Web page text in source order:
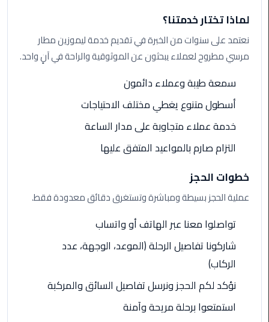
مطار
برج
ليموزين
الساخن
ليموزين
العلمين
توصيل
ليموزين
مطار
مرسي
مطروح
لماذا تختار خدمتنا؟
نعتمد على سنوات من الخبرة في تقديم خدمة ليموزين مطار
مرسي مطروح لعملاء يبحثون عن الموثوقية والراحة في آنٍ واحد.
سمعة طيبة وعملاء دائمون
أسطول متنوع يغطي مختلف الاحتياجات
خدمة عملاء متجاوبة على مدار الساعة
التزام صارم بالمواعيد المتفق عليها
خطوات الحجز
عملية الحجز بسيطة ومباشرة وتستغرق دقائق معدودة فقط.
تواصلوا معنا عبر الهاتف أو واتساب
شاركونا تفاصيل الرحلة (الموعد، الوجهة، عدد
الركاب)
نؤكد لكم الحجز ونرسل تفاصيل السائق والمركبة
استمتعوا برحلة مريحة وآمنة